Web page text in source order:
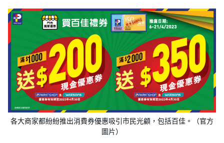
各大商家都紛紛推出消費券優惠吸引市民光顧，包括百佳。（官方
圖片）